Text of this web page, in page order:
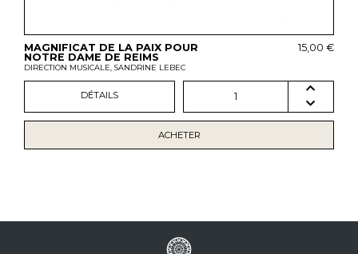
MAGNIFICAT DE LA PAIX POUR
NOTRE DAME DE REIMS
DIRECTION MUSICALE, SANDRINE LEBEC
15,00 €
DÉTAILS 1
ACHETER